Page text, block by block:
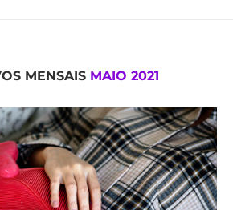
MENSAIS MAIO 2021